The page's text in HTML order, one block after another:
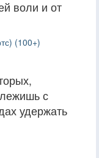
воли и от
(100+)
с
удержать